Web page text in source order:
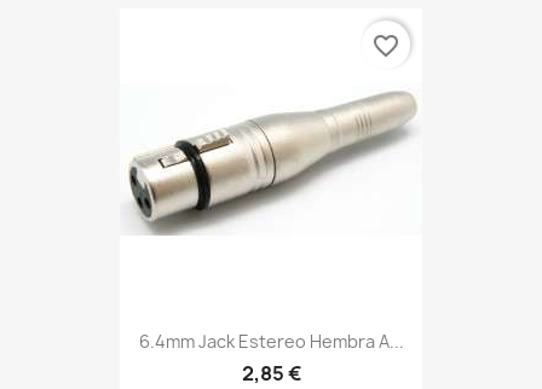
6.4mm Jack Estereo Hembra A...
2,85 €
favorite_border